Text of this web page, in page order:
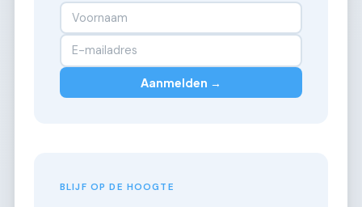
Aanmelden →
BLIJF OP DE HOOGTE